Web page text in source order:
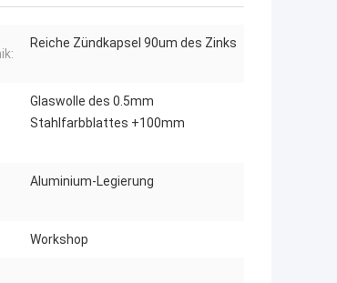
Reiche Zündkapsel 90um des Zinks
Glaswolle des 0.5mm
Stahlfarbblattes +100mm
Aluminium-Legierung
Workshop